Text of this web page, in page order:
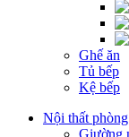
Ghế ăn
Tủ bếp
Kệ bếp
Nội thất